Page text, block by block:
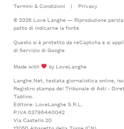
Termini & Condizioni |
Privacy
© 2026 Love Langhe — Riproduzione
patto di indicarne la fonte
Questo si è protetto da reCaptcha e si
di Serviziodi Google
Made with
by LoveLanghe
Langhe.Net, testata giornalistica online,
Registro stampa del Tribunale di Asti -
Tablino.
Editore: LoveLanghe S.R.L.
P.IVA 03796440042
Via Castello 20